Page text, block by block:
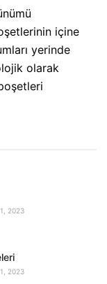
içine
yerinde
olarak
2023
2023